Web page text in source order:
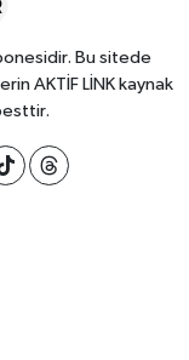
Bu sitede
AKTİF LİNK kaynak